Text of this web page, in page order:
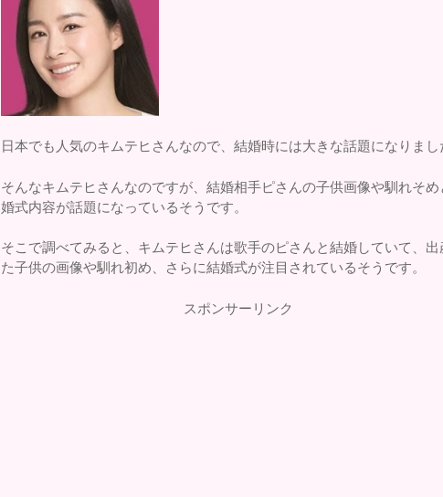
日本でも人気のキムテヒさんなので、結婚時には大きな話題になりまし
そんなキムテヒさんなのですが、結婚相手ピさんの子供画像や馴れそめ
婚式内容が話題になっているそうです。
そこで調べてみると、キムテヒさんは歌手のピさんと結婚していて、出
た子供の画像や馴れ初め、さらに結婚式が注目されているそうです。
スポンサーリンク